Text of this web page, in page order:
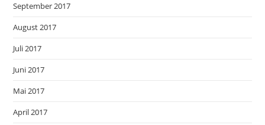
September 2017
August 2017
Juli 2017
Juni 2017
Mai 2017
April 2017